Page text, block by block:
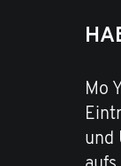
Mo
und